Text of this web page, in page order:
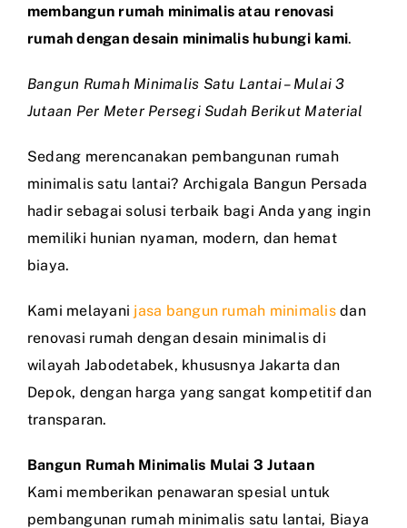
membangun rumah minimalis atau renovasi
rumah dengan desain minimalis hubungi kami.
Bangun Rumah Minimalis Satu Lantai – Mulai 3
Jutaan Per Meter Persegi Sudah Berikut Material
Sedang merencanakan pembangunan rumah
minimalis satu lantai? Archigala Bangun Persada
hadir sebagai solusi terbaik bagi Anda yang ingin
memiliki hunian nyaman, modern, dan hemat
biaya.
Kami melayani jasa bangun rumah minimalisdan
renovasi rumah dengan desain minimalis di
wilayah Jabodetabek, khususnya Jakarta dan
Depok, dengan harga yang sangat kompetitif dan
transparan.
Bangun Rumah Minimalis Mulai 3 Jutaan
Kami memberikan penawaran spesial untuk
pembangunan rumah minimalis satu lantai, Biaya